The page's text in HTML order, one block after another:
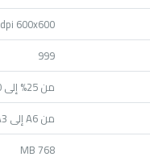
dpi 600x600
999
من 25% إلى 400% ( الزيادة و النقص بـ 1% )
من A6 إلى A3 - وزن الورق من 60 إلى 169 جرام/م2
768 MB